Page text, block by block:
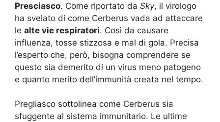
Presciasco. Come riportato da Sky, il virologo
ha svelato di come Cerberus vada ad attaccare
le alte vie respiratori. Così da causare
influenza, tosse stizzosa e mal di gola. Precisa
l’esperto che, però, bisogna comprendere se
questo sia demerito di un virus meno patogeno
e quanto merito dell’immunità creata nel tempo.
Pregliasco sottolinea come Cerberus sia
sfuggente al sistema immunitario. Le ultime